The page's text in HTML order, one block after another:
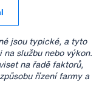
jsou typické, a tyto
službu nebo výkon.
na řadě faktorů,
řízení farmy a